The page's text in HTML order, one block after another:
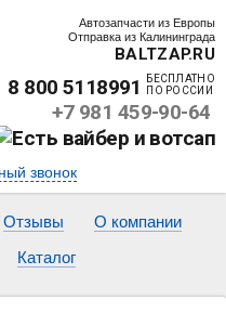
Автозапчасти из Европы
Отправка из Калининграда
BALTZAP.RU
8 800 5118991
БЕСПЛАТНО
ПО РОССИИ
+7 981 459-90-64
звонок
Отзывы
О компании
Каталог